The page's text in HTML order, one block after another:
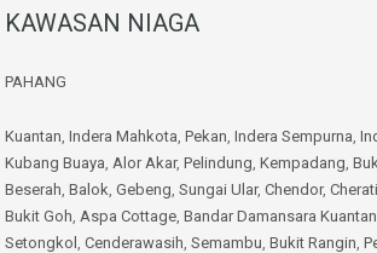
KAWASAN NIAGA
PAHANG
Kuantan, Indera Mahkota, Pekan, Indera Sempurna,
Kubang Buaya, Alor Akar, Pelindung, Kempadang,
Beserah, Balok, Gebeng, Sungai Ular, Chendor,
Bukit Goh, Aspa Cottage, Bandar Damansara Kuantan
Setongkol , Cenderawasih, Semambu, Bukit Rangin,